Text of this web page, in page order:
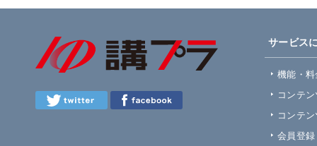
サービス
機能・
コンテ
コンテ
会員登録